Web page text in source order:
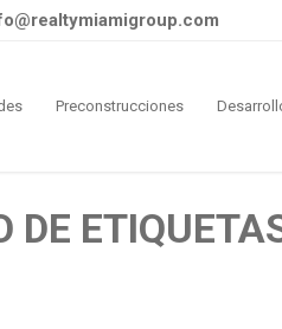
Preconstrucciones
DE